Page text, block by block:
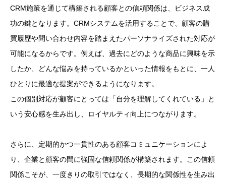
CRM施策を通じて構築される顧客との信頼関係は、ビジネス成
功の鍵となります。CRMシステムを活用することで、顧客の購
買履歴や問い合わせ内容を踏まえたパーソナライズされた対応が
可能になるからです。例えば、過去にどのような商品に興味を示
したか、どんな悩みを持っているかといった情報をもとに、一人
ひとりに最適な提案ができるようになります。
この個別対応が顧客にとっては「自分を理解してくれている」と
いう安心感を生み出し、ロイヤルティ向上につながります。
さらに、定期的かつ一貫性のある顧客コミュニケーションによ
り、企業と顧客の間に強固な信頼関係が構築されます。この信頼
関係こそが、一度きりの取引ではなく、長期的な関係性を生み出